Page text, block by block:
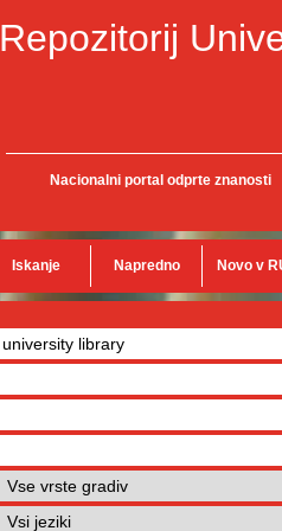
Repozitorij
Nacionalni portal odprte znanosti
Iskanje Napredno Novo v